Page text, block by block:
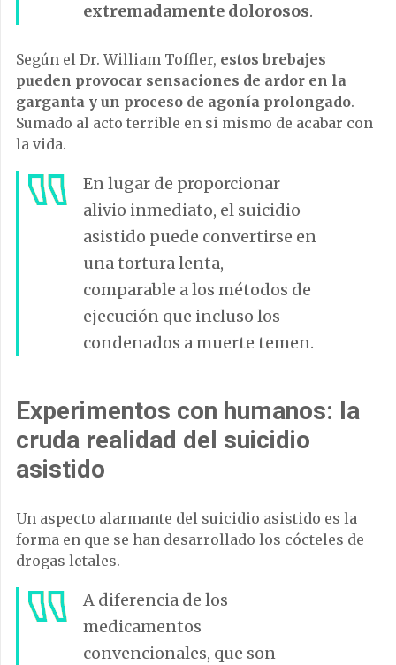
extremadamente dolorosos.
Según el Dr. William Toffler, estos brebajes
pueden provocar sensaciones de ardor en la
garganta y un proceso de agonía prolongado.
Sumado al acto terrible en si mismo de acabar con
la vida.
En lugar de proporcionar
alivio inmediato, el suicidio
asistido puede convertirse en
una tortura lenta,
comparable a los métodos de
ejecución que incluso los
condenados a muerte temen.
Experimentos con humanos: la
cruda realidad del suicidio
asistido
Un aspecto alarmante del suicidio asistido es la
forma en que se han desarrollado los cócteles de
drogas letales.
A diferencia de los
medicamentos
convencionales, que son